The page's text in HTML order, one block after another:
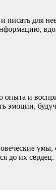
писать для
и
эмоции,
умы,
до их сердец.